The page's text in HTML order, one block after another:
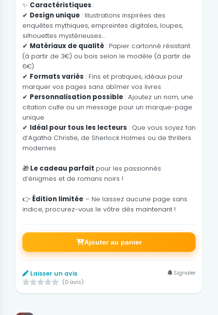
✨ Caractéristiques :
✔ Design unique: Illustrations inspirées des
enquêtes mythiques, empreintes digitales, loupes,
silhouettes mystérieuses…
✔ Matériaux de qualité: Papier cartonné résistant
(à partir de 3€) ou bois selon le modèle (à partir de
6€)
✔ Formats variés : Fins et pratiques, idéaux pour
marquer vos pages sans abîmer vos livres
✔ Personnalisation possible: Ajoutez un nom, une
citation culte ou un message pour un marque-page
unique
✔ Idéal pour tous les lecteurs : Que vous soyez fan
d’Agatha Christie, de Sherlock Holmes ou de thrillers
modernes
🎁Le cadeau parfait pour les passionnés
d’énigmes et de romans noirs !
👉 Édition limitée– Ne laissez aucune page sans
indice, procurez-vous le vôtre dès maintenant !
Ajouter au panier
Laisser un avis
(0 avis)
Signaler